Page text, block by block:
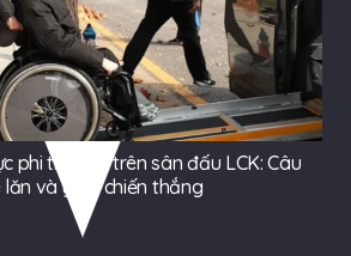
phi thường trên sân đấu LCK: Câu
và ý chí chiến thắng